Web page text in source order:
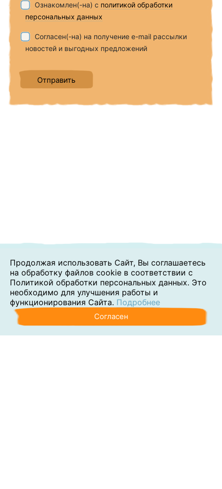
Ознакомлен(-на) с политикой обработки
персональных данных
Согласен(-на) на получение e-mail рассылки
новостей и выгодных предложений
Продолжая использовать Сайт, Вы соглашаетесь
на обработку файлов cookie в соответствии с
Политикой обработки персональных данных. Это
необходимо для улучшения работы и
функционирования Сайта. Подробнее
Согласен